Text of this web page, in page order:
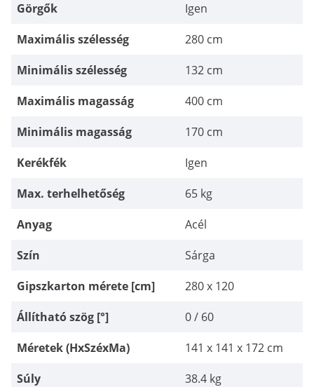
Görgők
Igen
Maximális szélesség
280 cm
Minimális szélesség
132 cm
Maximális magasság
400 cm
Minimális magasság
170 cm
Kerékfék
Igen
Max. terhelhetőség
65 kg
Anyag
Acél
Szín
Sárga
Gipszkarton mérete [cm]
280 x 120
Állítható szög [°]
0 / 60
Méretek (HxSzéxMa)
141 x 141 x 172 cm
Súly
38.4 kg